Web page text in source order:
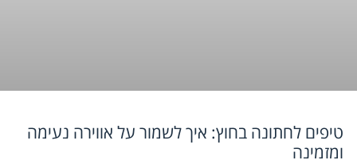
טיפים לחתונה בחוץ: איך לשמור על אווירה נעימה
ומזמינה